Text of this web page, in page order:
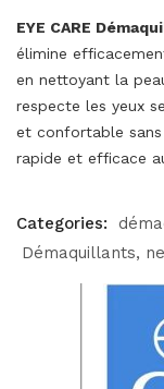
EYE CARE
élimine
en nettoyant la
respecte les yeux
et confortable
rapide et efficace
Categories:
Démaquillants,